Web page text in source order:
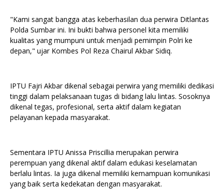
"Kami sangat bangga atas keberhasilan dua perwira Ditlantas
Polda Sumbar ini. Ini bukti bahwa personel kita memiliki
kualitas yang mumpuni untuk menjadi pemimpin Polri ke
depan," ujar Kombes Pol Reza Chairul Akbar Sidiq.
IPTU Fajri Akbar dikenal sebagai perwira yang memiliki dedikasi
tinggi dalam pelaksanaan tugas di bidang lalu lintas. Sosoknya
dikenal tegas, profesional, serta aktif dalam kegiatan
pelayanan kepada masyarakat.
Sementara IPTU Anissa Priscillia merupakan perwira
perempuan yang dikenal aktif dalam edukasi keselamatan
berlalu lintas. Ia juga dikenal memiliki kemampuan komunikasi
yang baik serta kedekatan dengan masyarakat.